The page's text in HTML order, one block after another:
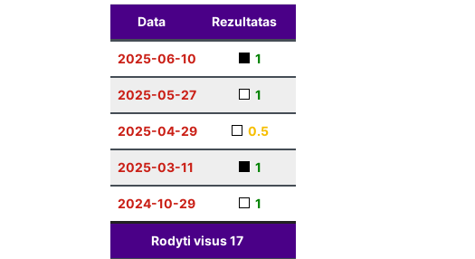
Data Rezultatas
2025-06-10 1
2025-05-27 1
2025-04-29 0.5
2025-03-11 1
2024-10-29 1
Rodyti visus17